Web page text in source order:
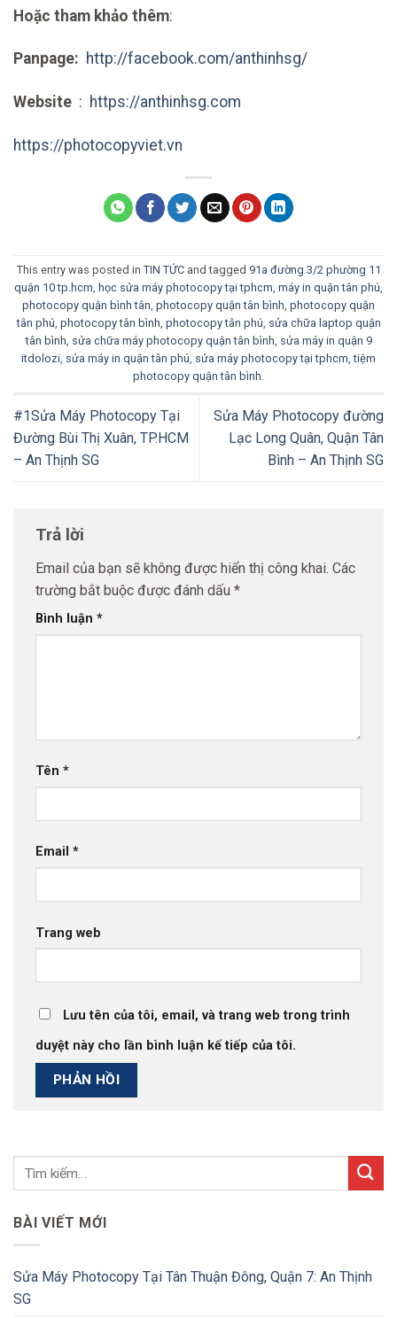
Hoặc tham khảo thêm:
Panpage: http://facebook.com/anthinhsg/
Website : https://anthinhsg.com
https://photocopyviet.vn
This entry was posted in TIN TỨCand tagged 91a đường 3/2 phường 11
quận 10 tp.hcm, học sửa máy photocopy tại tphcm, máy in quận tân phú,
photocopy quận bình tân, photocopy quận tân bình, photocopy quận
tân phú, photocopy tân bình, photocopy tân phú, sửa chữa laptop quận
tân bình, sửa chữa máy photocopy quận tân bình, sửa máy in quận 9
itdolozi, sửa máy in quận tân phú, sửa máy photocopy tại tphcm,tiệm
photocopy quận tân bình.
#1Sửa Máy Photocopy Tại
Đường Bùi Thị Xuân, TP.HCM
– An Thịnh SG
Sửa Máy Photocopy đường
Lạc Long Quân, Quận Tân
Bình – An Thịnh SG
Trả lời
Email của bạn sẽ không được hiển thị công khai. Các
trường bắt buộc được đánh dấu *
Bình luận *
Tên *
Email *
Trang web
Lưu tên của tôi, email, và trang web trong trình
duyệt này cho lần bình luận kế tiếp của tôi.
BÀI VIẾT MỚI
Sửa Máy Photocopy Tại Tân Thuận Đông, Quận 7: An Thịnh
SG